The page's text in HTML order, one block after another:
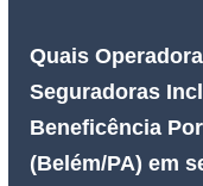
Quais
Seguradoras
Beneficência
(Belém/PA) em